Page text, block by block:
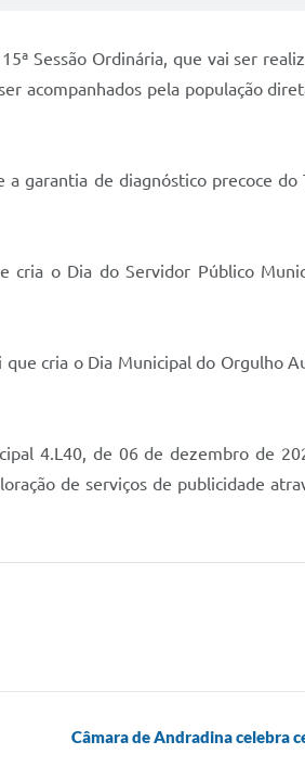
Sessão Ordinária, que vai ser
acompanhados pela população
garantia de diagnóstico precoce
cria o Dia do Servidor Público
cria o Dia Municipal do Orgulho
4.L40, de 06 de dezembro de
de serviços de publicidade
Câmara de Andradina celebra